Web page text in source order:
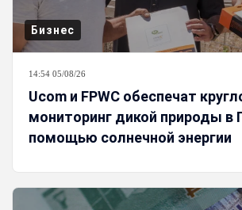
Бизнес
14:54 05/08/26
Ucom и FPWC обеспечат
мониторинг дикой природы в
помощью солнечной энергии